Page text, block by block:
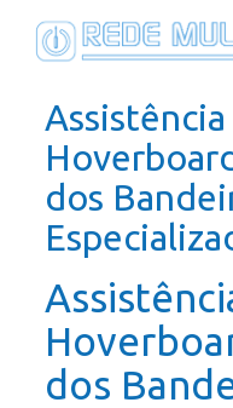
dos
dos